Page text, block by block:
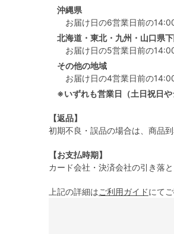
沖縄県
お届け日の6営業日前の
北海道・東北・九州・山口県
お届け日の5営業日前の
その他の地域
お届け日の4営業日前の
※いずれも営業日（土日祝日や
【返品】
初期不良・誤品の場合は、商品
【お支払時期】
カード会社・決済会社の引き落と
上記の詳細はご利用ガイドにて